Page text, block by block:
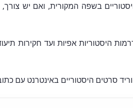
בשפה המקורית, ואם יש
היסטוריות אפיות ועד חקירות
סרטים היסטוריים באינטרנט עם